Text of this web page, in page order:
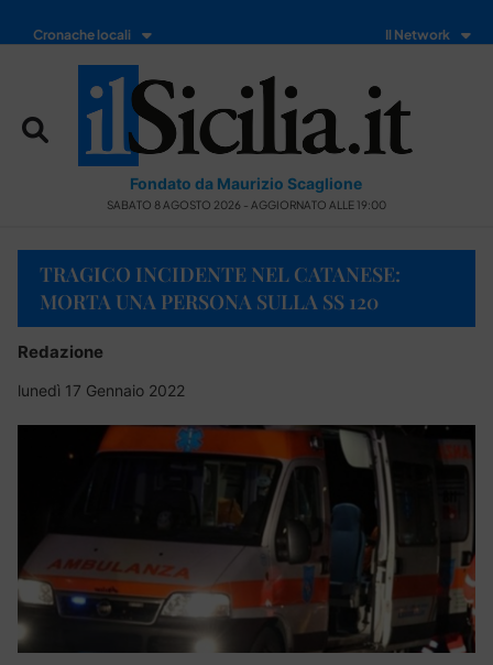
Cronache locali Il Network
Fondato da Maurizio Scaglione
SABATO 8 AGOSTO 2026 - AGGIORNATO ALLE 19:00
TRAGICO INCIDENTE NEL CATANESE:
MORTA UNA PERSONA SULLA SS 120
Redazione
lunedì 17 Gennaio 2022